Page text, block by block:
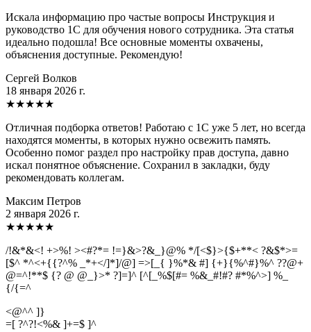
Искала информацию про частые вопросы Инструкция и
руководство 1C для обучения нового сотрудника. Эта статья
идеально подошла! Все основные моменты охвачены,
объяснения доступные. Рекомендую!
Сергей Волков
18 января 2026 г.
★★★★★
Отличная подборка ответов! Работаю с 1С уже 5 лет, но всегда
находятся моменты, в которых нужно освежить память.
Особенно помог раздел про настройку прав доступа, давно
искал понятное объяснение. Сохранил в закладки, буду
рекомендовать коллегам.
Максим Петров
2 января 2026 г.
★★★★★
/!&*&<! +>%! ><#?*= !=}&>?&_}@% */[<$}>{$+**< ?&$*>=
[$^ *^<+{{?^% _*+</]*]/@] =>[_{ }%*& #] {+}{%^#}%^ ??@+
@=^!**$ {? @ @_}>* ?]=]^ [^[_%$[#= %&_#!#? #*%^>] %_
{/{=^
<@^^ ]}
=[ ?^?!<%& ]+=$ ]^